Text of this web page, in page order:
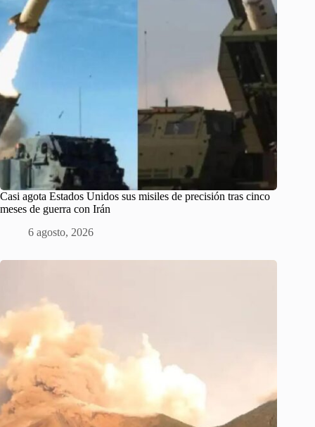
Casi agota Estados Unidos sus misiles de precisión tras cinco
meses de guerra con Irán
6 agosto, 2026